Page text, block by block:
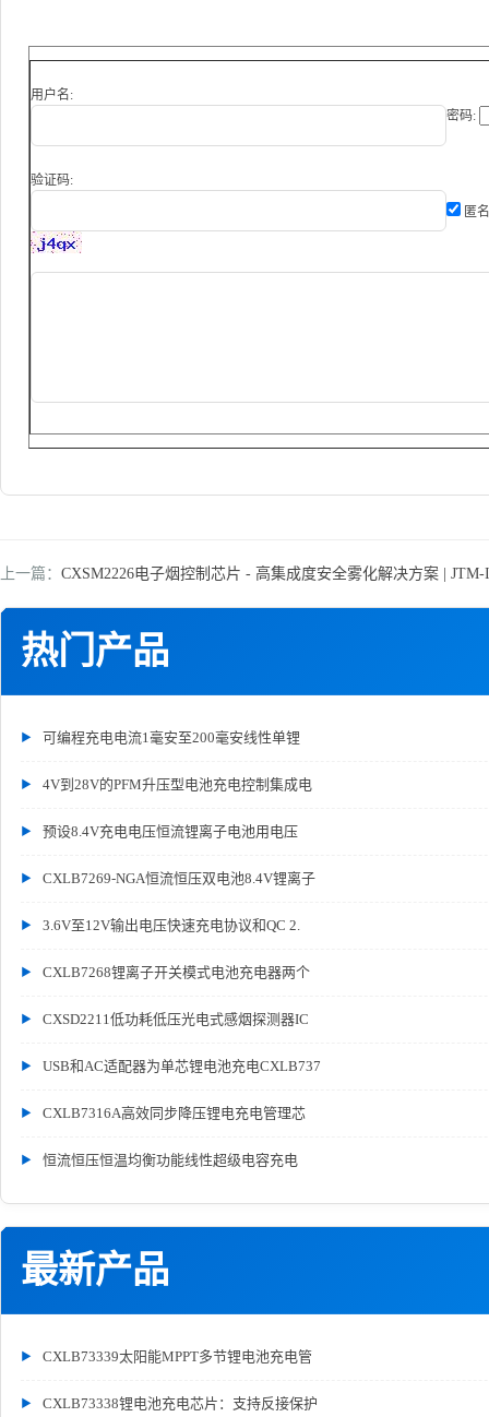
热门产品
可编程充电电流1毫安至200毫安线性单锂
4V到28V的PFM升压型电池充电控制集成电
预设8.4V充电电压恒流锂离子电池用电压
CXLB7269-NGA恒流恒压双电池8.4V锂离子
3.6V至12V输出电压快速充电协议和QC 2.
CXLB7268锂离子开关模式电池充电器两个
CXSD2211低功耗低压光电式感烟探测器IC
USB和AC适配器为单芯锂电池充电CXLB737
CXLB7316A高效同步降压锂电充电管理芯
恒流恒压恒温均衡功能线性超级电容充电
最新产品
CXLB73339太阳能MPPT多节锂电池充电管
CXLB73338锂电池充电芯片：支持反接保护
用户名:
密码:
验证码:
匿
上一篇： CXSM2226电子烟控制芯片 - 高集成度安全雾化解决方案 | JTM-